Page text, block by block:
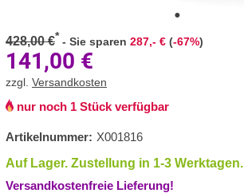
428,00 €* - Sie sparen 287,- € (-67%)
141,00 €
zzgl. Versandkosten
nur noch 1 Stück verfügbar
Artikelnummer: X001816
Auf Lager. Zustellung in 1-3 Werktagen.
Versandkostenfreie Lieferung!